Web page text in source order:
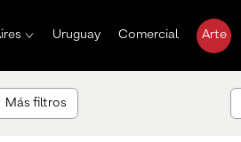
Uruguay Comercial Arte
Más filtros